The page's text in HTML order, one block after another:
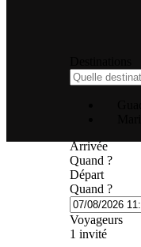
Arrivée
Quand ?
Départ
Quand ?
Voyageurs
1 invité